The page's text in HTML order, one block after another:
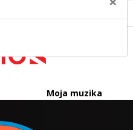
Moja muzika